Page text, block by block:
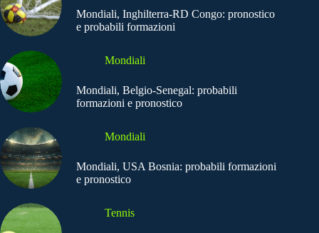
Mondiali, Inghilterra-RD Congo: pronostico
e probabili formazioni
Mondiali
Mondiali, Belgio-Senegal: probabili
formazioni e pronostico
Mondiali
Mondiali, USA Bosnia: probabili formazioni
e pronostico
Tennis